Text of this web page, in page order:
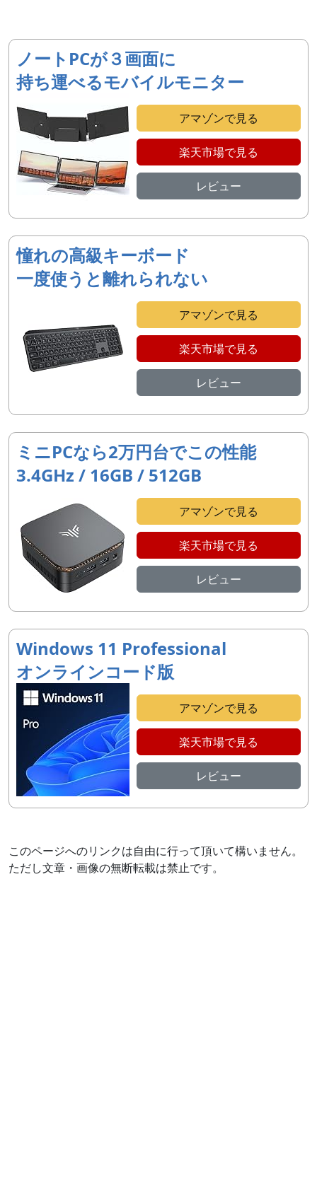
ノートPCが３画面に
持ち運べるモバイルモニター
アマゾンで見る
楽天市場で見る
レビュー
憧れの高級キーボード
一度使うと離れられない
アマゾンで見る
楽天市場で見る
レビュー
ミニPCなら2万円台でこの性能
3.4GHz / 16GB / 512GB
アマゾンで見る
楽天市場で見る
レビュー
Windows 11 Professional
オンラインコード版
アマゾンで見る
楽天市場で見る
レビュー
このページへのリンクは自由に行って頂いて構いません。
ただし文章・画像の無断転載は禁止です。